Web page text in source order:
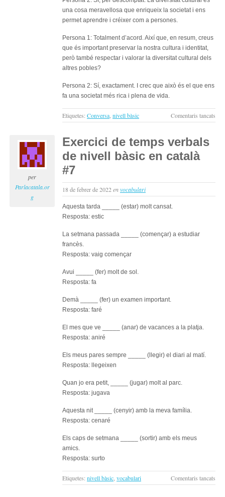
una cosa meravellosa que enriqueix la societat i ens
permet aprendre i créixer com a persones.
Persona 1: Totalment d’acord. Així que, en resum, creus
que és important preservar la nostra cultura i identitat,
però també respectar i valorar la diversitat cultural dels
altres pobles?
Persona 2: Sí, exactament. I crec que això és el que ens
fa una societat més rica i plena de vida.
Etiquetes: Conversa nivell bàsic Comentaris tancats
La
:
per
Parlacatala.or
g
Exercici de temps verbals
de nivell bàsic en català
#7
18 de febrer de 2022envocabulari
Aquesta tarda _____ (estar) molt cansat.
Resposta: estic
La setmana passada _____ (començar) a estudiar
francès.
Resposta: vaig començar
Avui _____ (fer) molt de sol.
Resposta: fa
Demà _____ (fer) un examen important.
Resposta: faré
El mes que ve _____ (anar) de vacances a la platja.
Resposta: aniré
Els meus pares sempre _____ (llegir) el diari al matí.
Resposta: llegeixen
Quan jo era petit, _____ (jugar) molt al parc.
Resposta: jugava
Aquesta nit _____ (cenyir) amb la meva família.
Resposta: cenaré
Els caps de setmana _____ (sortir) amb els meus
amics.
Resposta: surto
Etiquetes: nivell bàsic vocabulari Comentaris tancats